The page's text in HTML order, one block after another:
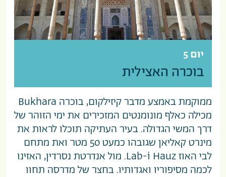
יום 5
בוכרה האצילית
ממוקמת באמצע מדבר קיזילקום, בוכרה Bukhara
מכילה כאלף מונומנטים המזכירים את ימי הזוהר של
דרך המשי הגדולה. בעיר העתיקה תוכלו לראות את
מינרט קאליאן שגובהו כמעט 50 מטר ואת מתחם
לבי האוז Lab-i Hauz. מול אנדרטת נסרדין, האזינו
לכמה מסיפוריו ואגדותיו. בחצר של מדרסה תחוו